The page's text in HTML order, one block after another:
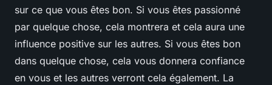
sur ce que vous êtes bon. Si vous êtes passionné
par quelque chose, cela montrera et cela aura une
influence positive sur les autres. Si vous êtes bon
dans quelque chose, cela vous donnera confiance
en vous et les autres verront cela également. La